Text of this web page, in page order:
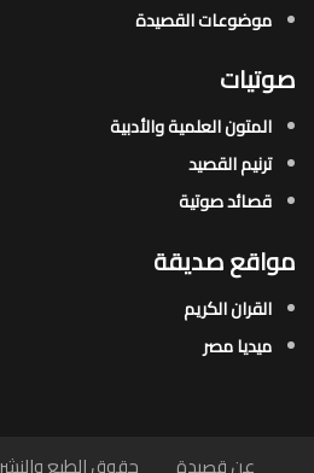
موضوعات القصيدة​
صوتيات
المتون العلمية والأدبية
ترنيم القصيد
قصائد صوتية
مواقع صديقة
القران الكريم
ميديا مصر